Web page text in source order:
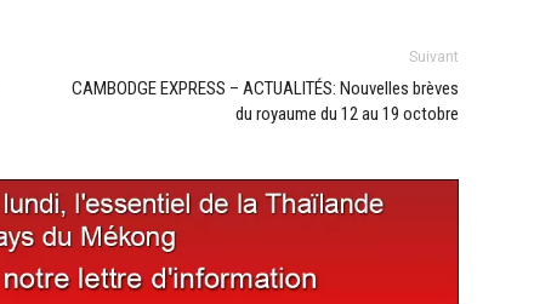
Suivant
CAMBODGE EXPRESS – ACTUALITÉS: Nouvelles brèves
du royaume du 12 au 19 octobre